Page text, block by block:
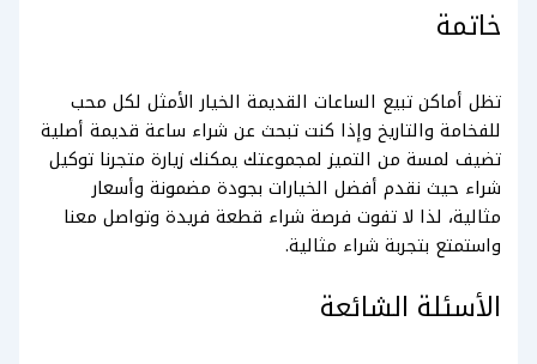
خاتمة
تظل أماكن تبيع الساعات القديمة الخيار الأمثل لكل محب
للفخامة والتاريخ وإذا كنت تبحث عن شراء ساعة قديمة أصلية
تضيف لمسة من التميز لمجموعتك يمكنك زيارة متجرنا توكيل
شراء حيث نقدم أفضل الخيارات بجودة مضمونة وأسعار
مثالية، لذا لا تفوت فرصة شراء قطعة فريدة وتواصل معنا
واستمتع بتجربة شراء مثالية.
الأسئلة الشائعة